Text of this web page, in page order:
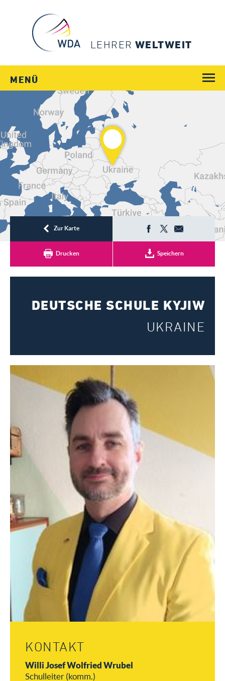
LEHRER WELTWEIT
MENÜ
Login
Registrieren
SCHULEN
LÄNDER
MENSCHEN
SERVICE
Zur Karte
Drucken Speichern
DEUTSCHE SCHULE KYJIW
UKRAINE
KONTAKT
Willi Josef Wolfried Wrubel
Schulleiter (komm.)